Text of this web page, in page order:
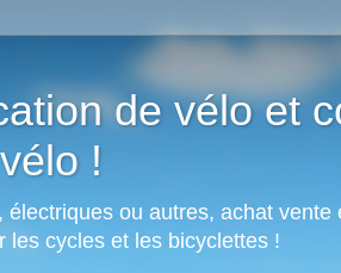
de vélo et
!
ou autres, achat
les cycles et les bicyclettes !